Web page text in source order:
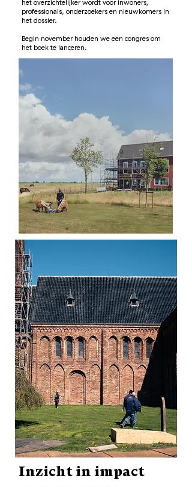
het overzichtelijker wordt voor inwoners,
professionals, onderzoekers en nieuwkomers in
het dossier.
Begin november houden we een congres om
het boek te lanceren.
Inzicht in impact